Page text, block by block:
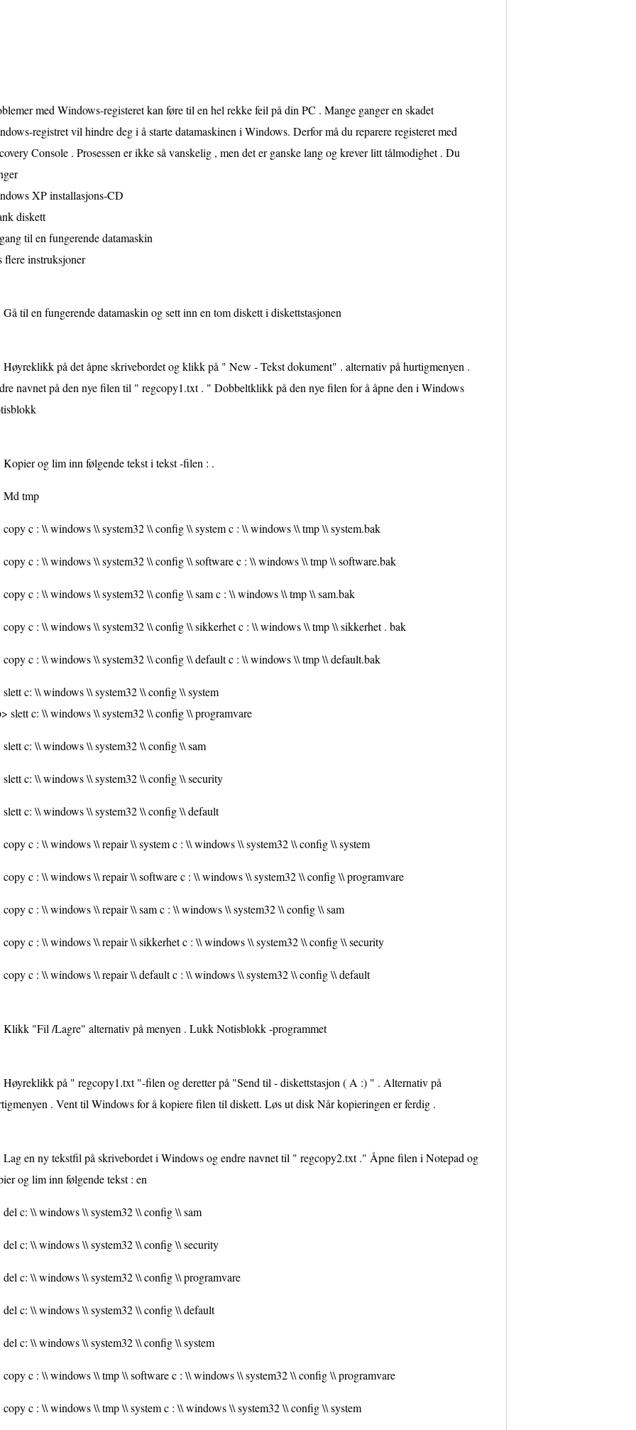
med Windows-registeret kan føre til en hel rekke feil på din PC . Mange ganger en skadet
registret vil hindre deg i å starte datamaskinen i Windows. Derfor må du reparere registeret med
Console . Prosessen er ikke så vanskelig , men det er ganske lang og krever litt tålmodighet . Du
XP installasjons-CD
diskett
til en fungerende datamaskin
flere instruksjoner
Gå til en fungerende datamaskin og sett inn en tom diskett i diskettstasjonen
Høyreklikk på det åpne skrivebordet og klikk på " New - Tekst dokument" . alternativ på hurtigmenyen .
navnet på den nye filen til " regcopy1.txt . " Dobbeltklikk på den nye filen for å åpne den i Windows
Kopier og lim inn følgende tekst i tekst -filen : .
Md tmp
copy c : \\ windows \\ system32 \\ config \\ system c : \\ windows \\ tmp \\ system.bak
copy c : \\ windows \\ system32 \\ config \\ software c : \\ windows \\ tmp \\ software.bak
copy c : \\ windows \\ system32 \\ config \\ sam c : \\ windows \\ tmp \\ sam.bak
copy c : \\ windows \\ system32 \\ config \\ sikkerhet c : \\ windows \\ tmp \\ sikkerhet . bak
copy c : \\ windows \\ system32 \\ config \\ default c : \\ windows \\ tmp \\ default.bak
slett c: \\ windows \\ system32 \\ config \\ system
slett c: \\ windows \\ system32 \\ config \\ programvare
slett c: \\ windows \\ system32 \\ config \\ sam
slett c: \\ windows \\ system32 \\ config \\ security
slett c: \\ windows \\ system32 \\ config \\ default
copy c : \\ windows \\ repair \\ system c : \\ windows \\ system32 \\ config \\ system
copy c : \\ windows \\ repair \\ software c : \\ windows \\ system32 \\ config \\ programvare
copy c : \\ windows \\ repair \\ sam c : \\ windows \\ system32 \\ config \\ sam
copy c : \\ windows \\ repair \\ sikkerhet c : \\ windows \\ system32 \\ config \\ security
copy c : \\ windows \\ repair \\ default c : \\ windows \\ system32 \\ config \\ default
Klikk "Fil /Lagre" alternativ på menyen . Lukk Notisblokk -programmet
Høyreklikk på " regcopy1.txt "-filen og deretter på "Send til - diskettstasjon ( A :) " . Alternativ på
. Vent til Windows for å kopiere filen til diskett. Løs ut disk Når kopieringen er ferdig .
Lag en ny tekstfil på skrivebordet i Windows og endre navnet til " regcopy2.txt ." Åpne filen i Notepad og
og lim inn følgende tekst : en
del c: \\ windows \\ system32 \\ config \\ sam
del c: \\ windows \\ system32 \\ config \\ security
del c: \\ windows \\ system32 \\ config \\ programvare
del c: \\ windows \\ system32 \\ config \\ default
del c: \\ windows \\ system32 \\ config \\ system
copy c : \\ windows \\ tmp \\ software c : \\ windows \\ system32 \\ config \\ programvare
copy c : \\ windows \\ tmp \\ system c : \\ windows \\ system32 \\ config \\ system